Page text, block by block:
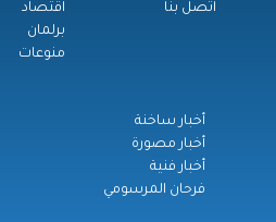
اتصل بنا
اقتصاد
برلمان
منوعات
أخبار ساخنة
أخبار مصورة
أخبار فنية
فرحان المرسومي